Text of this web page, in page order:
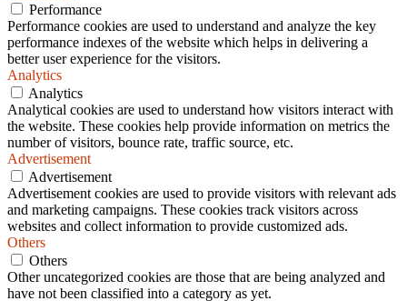
Performance
Performance cookies are used to understand and analyze the key
performance indexes of the website which helps in delivering a
better user experience for the visitors.
Analytics
Analytics
Analytical cookies are used to understand how visitors interact with
the website. These cookies help provide information on metrics the
number of visitors, bounce rate, traffic source, etc.
Advertisement
Advertisement
Advertisement cookies are used to provide visitors with relevant ads
and marketing campaigns. These cookies track visitors across
websites and collect information to provide customized ads.
Others
Others
Other uncategorized cookies are those that are being analyzed and
have not been classified into a category as yet.